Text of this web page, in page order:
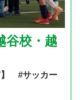
校・越
】 #サッカー